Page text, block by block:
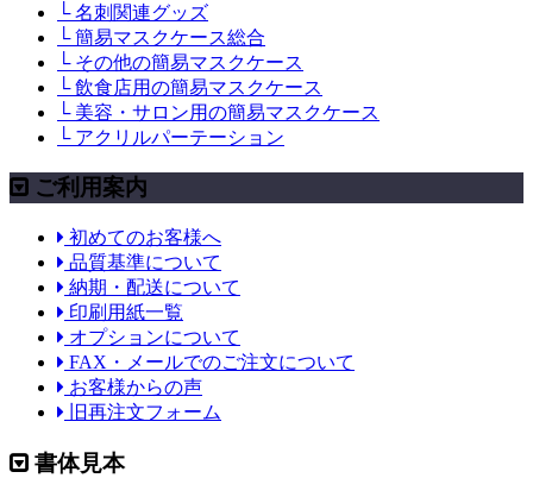
└ 名刺関連グッズ
└ 簡易マスクケース総合
└ その他の簡易マスクケース
└ 飲食店用の簡易マスクケース
└ 美容・サロン用の簡易マスクケース
└ アクリルパーテーション
ご利用案内
初めてのお客様へ
品質基準について
納期・配送について
印刷用紙一覧
オプションについて
FAX・メールでのご注文について
お客様からの声
旧再注文フォーム
書体見本